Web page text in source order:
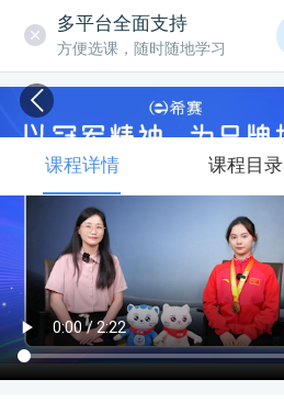
多平台全面支持
方便选课，随时随地学习
课程详情 课程目录